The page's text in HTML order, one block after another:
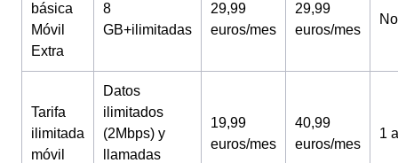
básica
Móvil
Extra
8
GB+ilimitadas
29,99
euros/mes
29,99
euros/mes
No
Tarifa
ilimitada
móvil
Datos
ilimitados
(2Mbps) y
llamadas
19,99
euros/mes
40,99
euros/mes
1